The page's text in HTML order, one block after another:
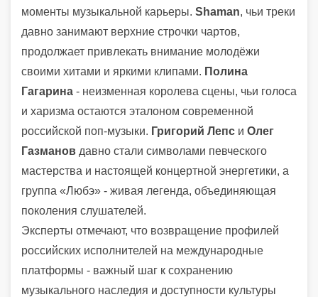
моменты музыкальной карьеры. Shaman, чьи треки
давно занимают верхние строчки чартов,
продолжает привлекать внимание молодёжи
своими хитами и яркими клипами. Полина
Гагарина - неизменная королева сцены, чьи голоса
и харизма остаются эталоном современной
российской поп-музыки. Григорий Лепс и Олег
Газманов давно стали символами певческого
мастерства и настоящей концертной энергетики, а
группа «Любэ» - живая легенда, объединяющая
поколения слушателей.
Эксперты отмечают, что возвращение профилей
российских исполнителей на международные
платформы - важный шаг к сохранению
музыкального наследия и доступности культуры